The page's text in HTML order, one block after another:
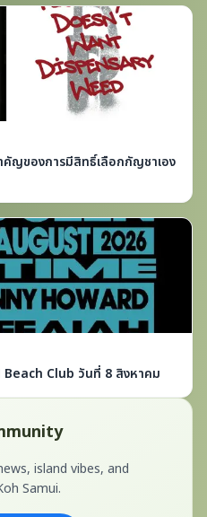
ญของการมีสิทธิ์เลือกกัญชาเอง
Beach Club วันที่ 8 สิงหาคม
island vibes, and
Samui.